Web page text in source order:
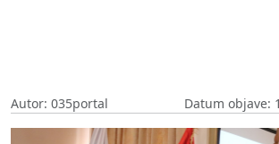
Autor: 035portal Datum objave: